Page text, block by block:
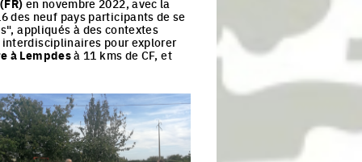
en novembre 2022, avec la
des neuf pays participants de se
appliqués à des contextes
pour explorer
à Lempdesà 11 kms de CF, et